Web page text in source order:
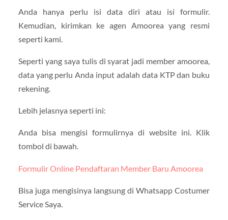
Anda hanya perlu isi data diri atau isi formulir.
Kemudian, kirimkan ke agen Amoorea yang resmi
seperti kami.
Seperti yang saya tulis di syarat jadi member amoorea,
data yang perlu Anda input adalah data KTP dan buku
rekening.
Lebih jelasnya seperti ini:
Anda bisa mengisi formulirnya di website ini. Klik
tombol di bawah.
Formulir Online Pendaftaran Member Baru Amoorea
Bisa juga mengisinya langsung di Whatsapp Costumer
Service Saya.